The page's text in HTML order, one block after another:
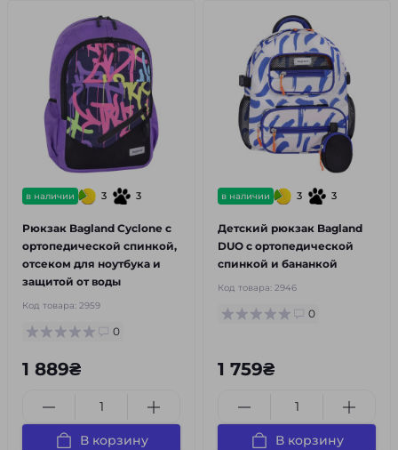
в наличии 3 3
Рюкзак Bagland Cyclone с
ортопедической спинкой,
отсеком для ноутбука и
защитой от воды
Код товара: 2959
0
1 889₴
В корзину
в наличии 3 3
Детский рюкзак Bagland
DUO с ортопедической
спинкой и бананкой
Код товара: 2946
0
1 759₴
В корзину